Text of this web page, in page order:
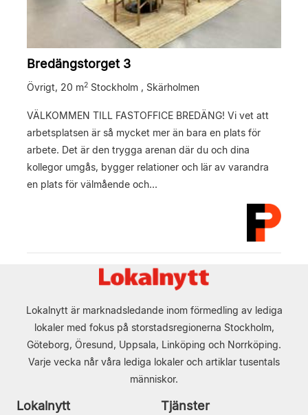
Bredängstorget 3
Övrigt, 20 m2 Stockholm , Skärholmen
VÄLKOMMEN TILL FASTOFFICE BREDÄNG! Vi vet att
arbetsplatsen är så mycket mer än bara en plats för
arbete. Det är den trygga arenan där du och dina
kollegor umgås, bygger relationer och lär av varandra
en plats för välmående och...
Lokalnytt är marknadsledande inom förmedling av lediga
lokaler med fokus på storstadsregionerna Stockholm,
Göteborg, Öresund, Uppsala, Linköping och Norrköping.
Varje vecka når våra lediga lokaler och artiklar tusentals
människor.
Lokalnytt Tjänster